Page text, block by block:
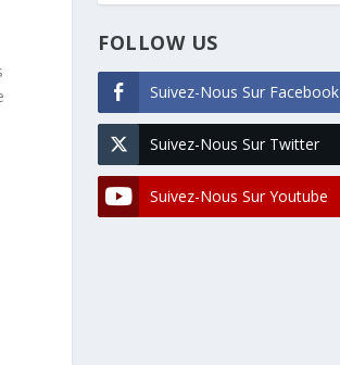
FOLLOW US
Suivez-Nous Sur Facebook
Suivez-Nous Sur Twitter
Suivez-Nous Sur Youtube